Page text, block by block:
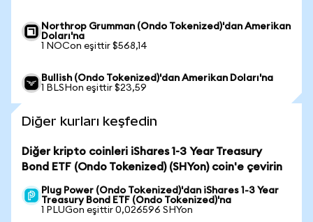
Northrop Grumman (Ondo Tokenized)'dan Amerikan
Doları'na
1 NOCon eşittir $568,14
Bullish (Ondo Tokenized)'dan Amerikan Doları'na
1 BLSHon eşittir $23,59
Diğer kurları keşfedin
Diğer kripto coinleri iShares 1-3 Year Treasury
Bond ETF (Ondo Tokenized) (SHYon) coin'e çevirin
Plug Power (Ondo Tokenized)'dan iShares 1-3 Year
Treasury Bond ETF (Ondo Tokenized)'na
1 PLUGon eşittir 0,026596 SHYon